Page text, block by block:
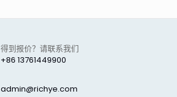
+86 13761449900
得到报价？请联系我们
admin@richye.com